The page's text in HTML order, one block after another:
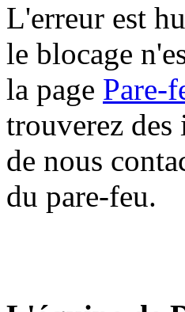
L'erreur est
le blocage
la page Pare-
trouverez
de nous
du pare-feu.